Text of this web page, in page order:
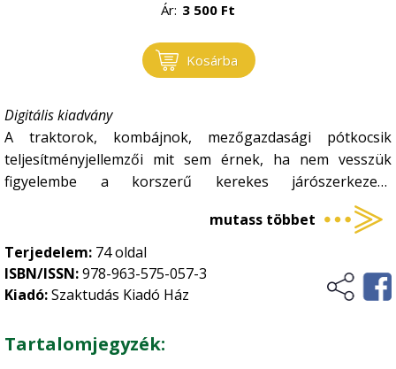
Ár: 3 500 Ft
Kosárba
Digitális kiadvány
A traktorok, kombájnok, mezőgazdasági pótkocsik
teljesítményjellemzői mit sem érnek, ha nem vesszük
figyelembe a korszerű kerekes járószerkezetű
mezőgazdasági erő- és munkagépek, járművek fontos
szerkezeti elemét, a fúvott gumiabroncsokat. Különösen a
traktoroknál és a magajáró betakarítógépeknél jelentős a
szerepük, mivel a motorteljesítmény a hajtott kerekekre
szerelt gumiabroncsokon keresztül alakul át vonóerővé.
védelme, azaz a káros talajtömörödés elkerülése, és
szilárd burkolatú úton a minél nagyobb sebességgel
mutass többet
Terjedelem: 74 oldal
ISBN/ISSN:978-963-575-057-3
Kiadó:Szaktudás Kiadó Ház
Tartalomjegyzék: